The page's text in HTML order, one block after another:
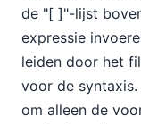
de "[ ]"-lijst
expressie
leiden door het
voor de
om alleen de